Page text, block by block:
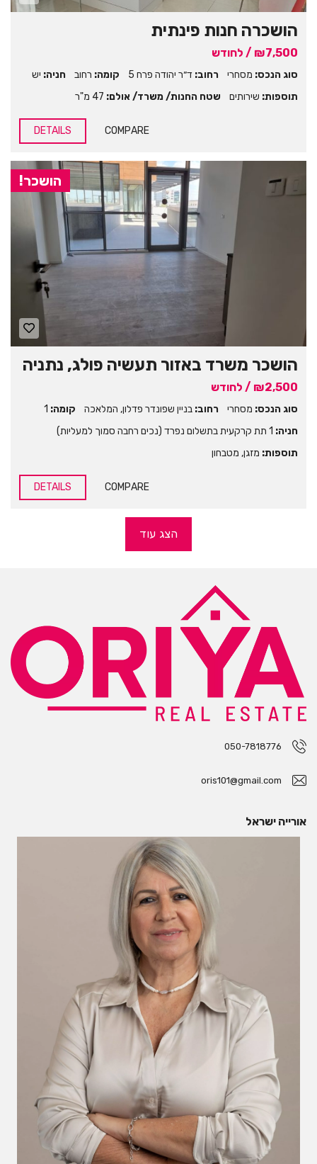
הושכרה חנות פינתית
₪7,500 / לחודש
סוג הנכס: מסחרי רחוב: ד״ר יהודה פרח 5 קומה: רחוב חניה: יש
תוספות: שירותים שטח החנות/ משרד/ אולם: 47 מ"ר
COMPARE
DETAILS
הושכר!
הושכר משרד באזור תעשיה פולג, נתניה
₪2,500 / לחודש
סוג הנכס: מסחרי רחוב: בניין שפונדר פדלון, המלאכה קומה: 1
חניה: 1 תת קרקעית בתשלום נפרד (נכים רחבה סמוך למעליות)
תוספות: מזגן, מטבחון
COMPARE
DETAILS
הצג עוד
050-7818776
oris101@gmail.com
אורייה ישראל